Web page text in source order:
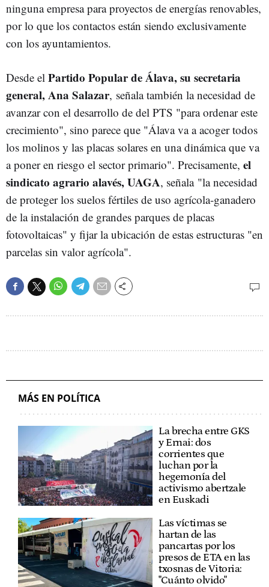
ninguna empresa para proyectos de energías renovables,
por lo que los contactos están siendo exclusivamente
con los ayuntamientos.
Desde el Partido Popular de Álava, su secretaria
general, Ana Salazar, señala también la necesidad de
avanzar con el desarrollo de del PTS "para ordenar este
crecimiento", sino parece que "Álava va a acoger todos
los molinos y las placas solares en una dinámica que va
a poner en riesgo el sector primario". Precisamente, el
sindicato agrario alavés, UAGA, señala "la necesidad
de proteger los suelos fértiles de uso agrícola-ganadero
de la instalación de grandes parques de placas
fotovoltaicas" y fijar la ubicación de estas estructuras "en
parcelas sin valor agrícola".
MÁS EN POLÍTICA
La brecha entre GKS
y Ernai: dos
corrientes que
luchan por la
hegemonía del
activismo abertzale
en Euskadi
Las víctimas se
hartan de las
pancartas por los
presos de ETA en las
txosnas de Vitoria:
"Cuánto olvido"